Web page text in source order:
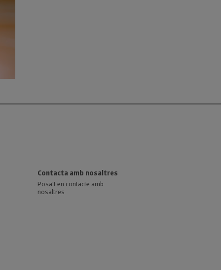
Contacta amb nosaltres
Posa't en contacte amb
nosaltres